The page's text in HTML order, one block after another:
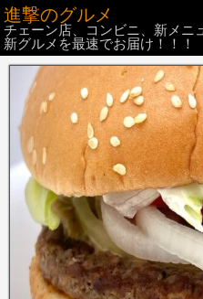
進撃のグルメ
チェーン店、コンビニ、新メニ
新グルメを最速でお届け！！！